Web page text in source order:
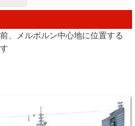
、メルボルン中心地に位置する